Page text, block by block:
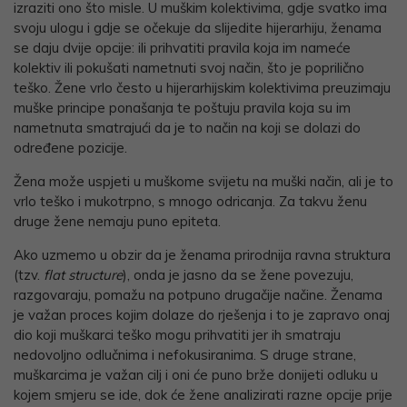
izraziti ono što misle. U muškim kolektivima, gdje svatko ima
svoju ulogu i gdje se očekuje da slijedite hijerarhiju, ženama
se daju dvije opcije: ili prihvatiti pravila koja im nameće
kolektiv ili pokušati nametnuti svoj način, što je poprilično
teško. Žene vrlo često u hijerarhijskim kolektivima preuzimaju
muške principe ponašanja te poštuju pravila koja su im
nametnuta smatrajući da je to način na koji se dolazi do
određene pozicije.
Žena može uspjeti u muškome svijetu na muški način, ali je to
vrlo teško i mukotrpno, s mnogo odricanja. Za takvu ženu
druge žene nemaju puno epiteta.
Ako uzmemo u obzir da je ženama prirodnija ravna struktura
(tzv. flat structure), onda je jasno da se žene povezuju,
razgovaraju, pomažu na potpuno drugačije načine. Ženama
je važan proces kojim dolaze do rješenja i to je zapravo onaj
dio koji muškarci teško mogu prihvatiti jer ih smatraju
nedovoljno odlučnima i nefokusiranima. S druge strane,
muškarcima je važan cilj i oni će puno brže donijeti odluku u
kojem smjeru se ide, dok će žene analizirati razne opcije prije